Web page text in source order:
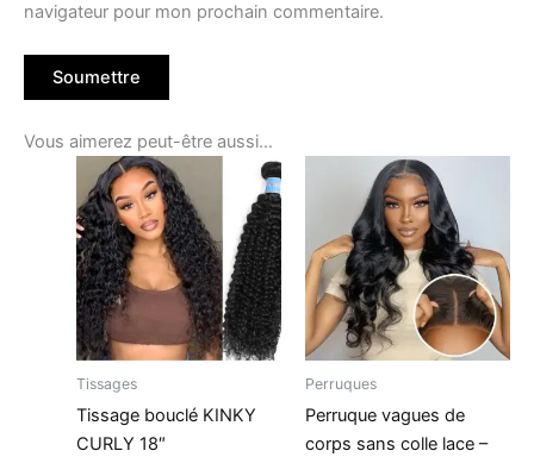
navigateur pour mon prochain commentaire.
Vous aimerez peut-être aussi…
Tissages
Tissage bouclé KINKY
CURLY 18″
Perruques
Perruque vagues de
corps sans colle lace –